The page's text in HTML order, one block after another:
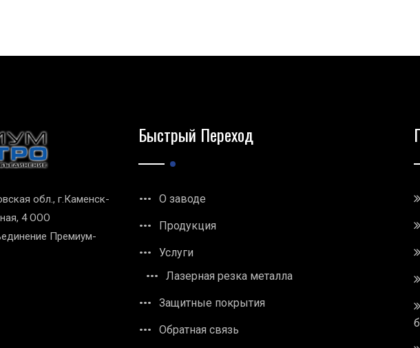
обл., г.Каменск-
4 ООО
Премиум-
Быстрый Переход
О заводе
Продукция
Услуги
Лазерная резка металла
Защитные покрытия
Обратная связь